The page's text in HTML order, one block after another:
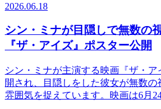
2026.06.18
シン・ミナが目隠しで無数の
『ザ・アイズ』ポスター公開
シン・ミナが主演する映画『ザ・
開され、目隠しをした彼女が無数
雰囲気を捉えています。映画は6月